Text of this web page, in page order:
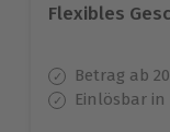
Flexibles
Betrag ab
Einlösbar in